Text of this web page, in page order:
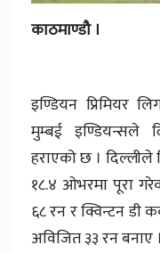
काठमाण्डौ ।
इण्डियन प्रिमियर
मुम्बई इण्डियन्सले
हराएको छ ।
१८.४ ओभरमा पूरा
६८ रन र क्विन्टन
अविजित ३३ रन बनाए ।